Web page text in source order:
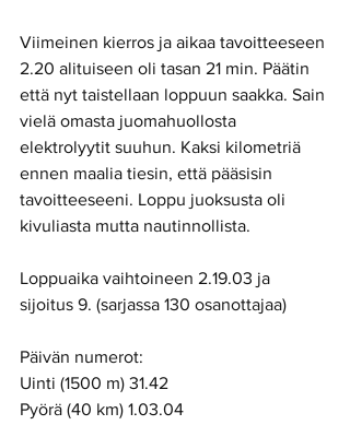
Viimeinen kierros ja aikaa tavoitteeseen
2.20 alituiseen oli tasan 21 min. Päätin
että nyt taistellaan loppuun saakka. Sain
vielä omasta juomahuollosta
elektrolyytit suuhun. Kaksi kilometriä
ennen maalia tiesin, että pääsisin
tavoitteeseeni. Loppu juoksusta oli
kivuliasta mutta nautinnollista.
Loppuaika vaihtoineen 2.19.03 ja
sijoitus 9. (sarjassa 130 osanottajaa)
Päivän numerot:
Uinti (1500 m) 31.42
Pyörä (40 km) 1.03.04